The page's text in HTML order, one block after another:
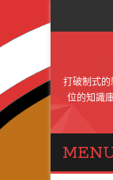
打破制式
位的知識